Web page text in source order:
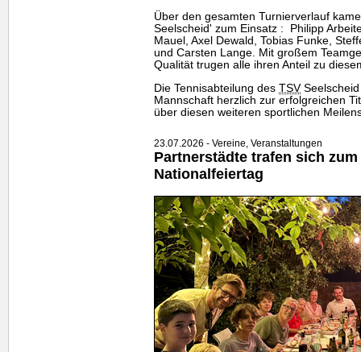
Über den gesamten Turnierverlauf
Seelscheid' zum Einsatz : Philipp
Mauel, Axel Dewald, Tobias Funke,
und Carsten Lange. Mit großem
Qualität trugen alle ihren Anteil zu
Die Tennisabteilung des TSV
Mannschaft herzlich zur erfolgreichen
über diesen weiteren sportlichen
23.07.2026 - Vereine, Veranstaltungen
Partnerstädte trafen sich
Nationalfeiertag